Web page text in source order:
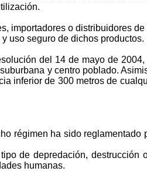
importadores o distribuidores
uso seguro de dichos productos.
del 14 de mayo de
y centro poblado.
inferior de 300 metros de
régimen ha sido reglamentado
de depredación, destrucción
humanas.